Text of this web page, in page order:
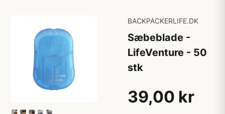
BACKPACKERLIFE.DK
Sæbeblade -
LifeVenture - 50
stk
39,00 kr